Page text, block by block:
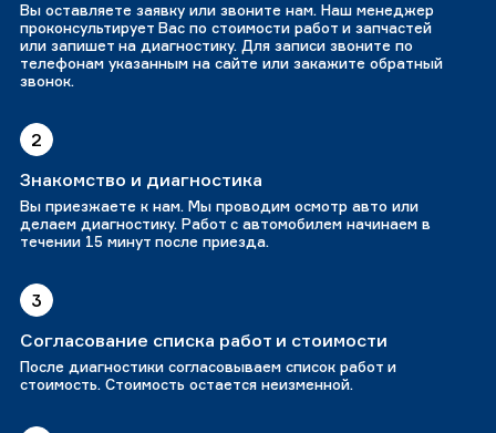
Вы оставляете заявку или звоните нам. Наш менеджер
проконсультирует Вас по стоимости работ и запчастей
или запишет на диагностику. Для записи звоните по
телефонам указанным на сайте или закажите обратный
звонок.
2
Знакомство и диагностика
Вы приезжаете к нам. Мы проводим осмотр авто или
делаем диагностику. Работ с автомобилем начинаем в
течении 15 минут после приезда.
3
Согласование списка работ и стоимости
После диагностики согласовываем список работ и
стоимость. Стоимость остается неизменной.